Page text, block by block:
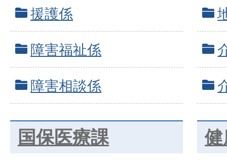
援護係
障害福祉係
障害相談係
国保医療課